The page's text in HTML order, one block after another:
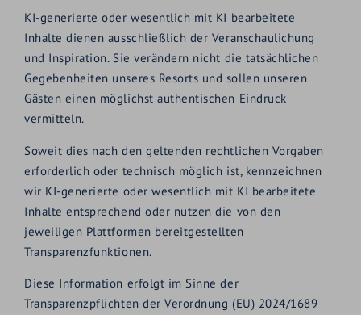
KI-generierte oder wesentlich mit KI bearbeitete
Inhalte dienen ausschließlich der Veranschaulichung
und Inspiration. Sie verändern nicht die tatsächlichen
Gegebenheiten unseres Resorts und sollen unseren
Gästen einen möglichst authentischen Eindruck
vermitteln.
Soweit dies nach den geltenden rechtlichen Vorgaben
erforderlich oder technisch möglich ist, kennzeichnen
wir KI-generierte oder wesentlich mit KI bearbeitete
Inhalte entsprechend oder nutzen die von den
jeweiligen Plattformen bereitgestellten
Transparenzfunktionen.
Diese Information erfolgt im Sinne der
Transparenzpflichten der Verordnung (EU) 2024/1689